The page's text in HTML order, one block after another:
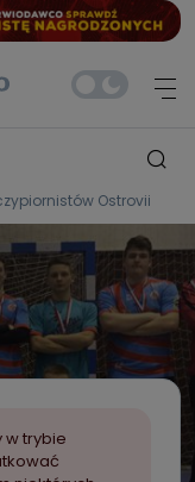
Ostrovii
w trybie